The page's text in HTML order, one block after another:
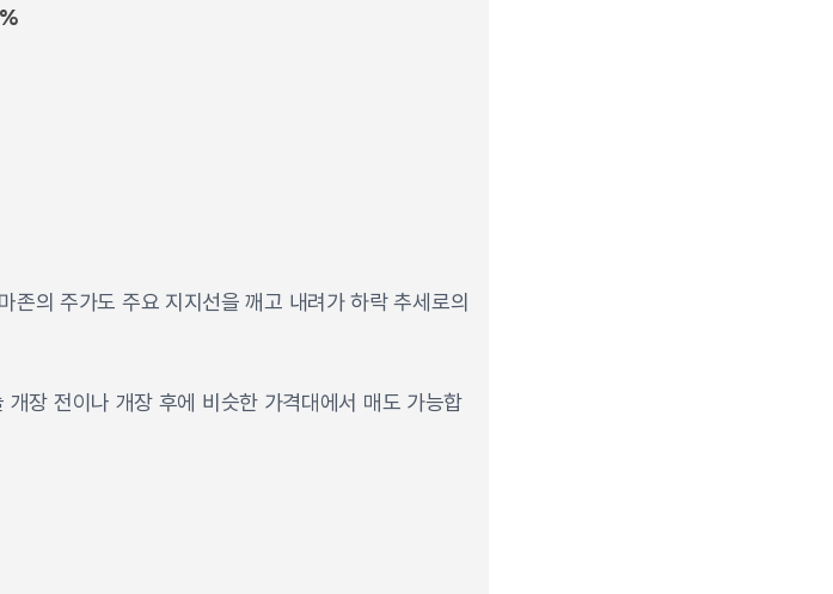
의 주가도 주요 지지선을 깨고 내려가 하락 추세로의
장 전이나 개장 후에 비슷한 가격대에서 매도 가능합